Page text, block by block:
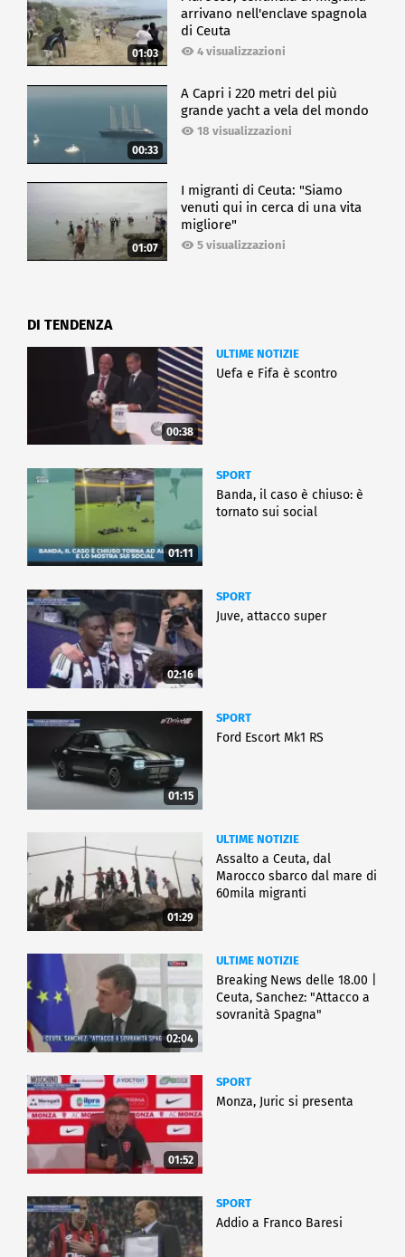
01:03
arrivano nell'enclave spagnola
di Ceuta
4 visualizzazioni
00:33
A Capri i 220 metri del più
grande yacht a vela del mondo
18 visualizzazioni
01:07
I migranti di Ceuta: "Siamo
venuti qui in cerca di una vita
migliore"
5 visualizzazioni
DI TENDENZA
00:38
ULTIME NOTIZIE
Uefa e Fifa è scontro
01:11
SPORT
Banda, il caso è chiuso: è
tornato sui social
02:16
SPORT
Juve, attacco super
01:15
SPORT
Ford Escort Mk1 RS
01:29
ULTIME NOTIZIE
Assalto a Ceuta, dal
Marocco sbarco dal mare di
60mila migranti
02:04
ULTIME NOTIZIE
Breaking News delle 18.00 |
Ceuta, Sanchez: "Attacco a
sovranità Spagna"
01:52
SPORT
Monza, Juric si presenta
SPORT
Addio a Franco Baresi